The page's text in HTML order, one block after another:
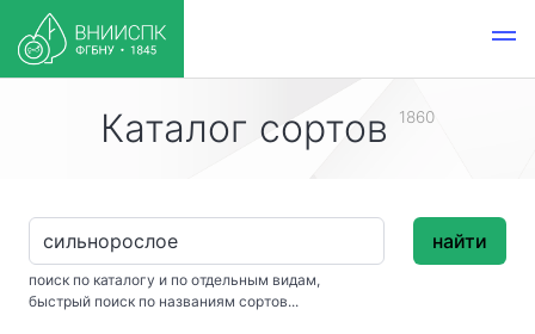
Каталог сортов 1860
поиск по каталогу и по отдельным видам,
быстрый поиск по названиям сортов...
найти